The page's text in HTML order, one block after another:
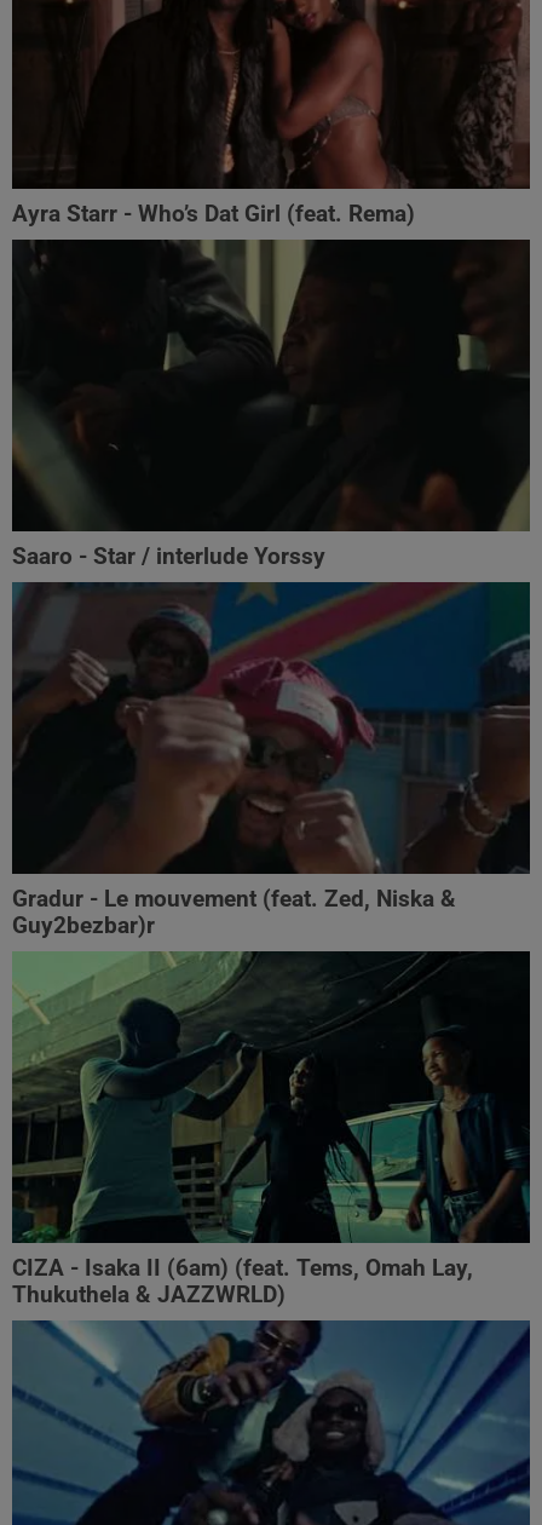
Ayra Starr - Who’s Dat Girl (feat. Rema)
Saaro - Star / interlude Yorssy
Gradur - Le mouvement (feat. Zed, Niska &
Guy2bezbar)r
CIZA - Isaka II (6am) (feat. Tems, Omah Lay,
Thukuthela & JAZZWRLD)